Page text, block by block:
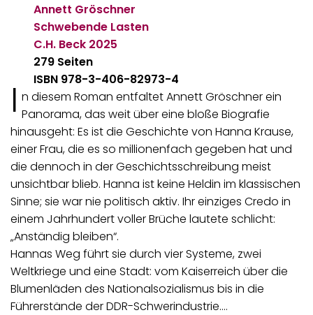
Annett Gröschner
Schwebende Lasten
C.H. Beck 2025
279 Seiten
ISBN 978-3-406-82973-4
I n diesem Roman entfaltet Annett Gröschner ein
Panorama, das weit über eine bloße Biografie
hinausgeht: Es ist die Geschichte von Hanna Krause,
einer Frau, die es so millionenfach gegeben hat und
die dennoch in der Geschichtsschreibung meist
unsichtbar blieb. Hanna ist keine Heldin im klassischen
Sinne; sie war nie politisch aktiv. Ihr einziges Credo in
einem Jahrhundert voller Brüche lautete schlicht:
„Anständig bleiben“.
Hannas Weg führt sie durch vier Systeme, zwei
Weltkriege und eine Stadt: vom Kaiserreich über die
Blumenläden des Nationalsozialismus bis in die
Führerstände der DDR-Schwerindustrie.…